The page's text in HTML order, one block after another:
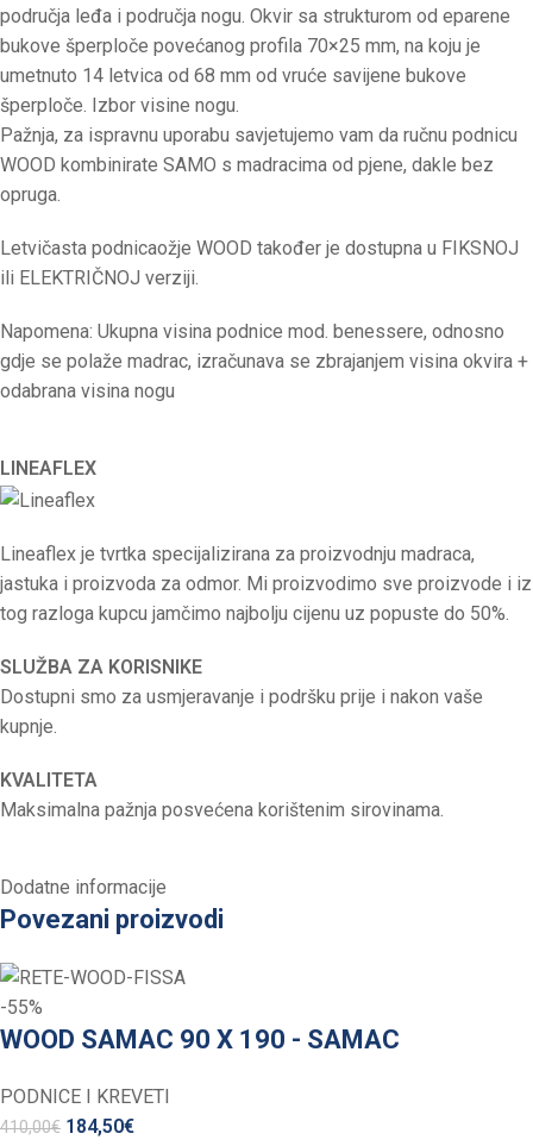
područja leđa i područja nogu. Okvir sa strukturom od eparene
bukove šperploče povećanog profila 70×25 mm, na koju je
umetnuto 14 letvica od 68 mm od vruće savijene bukove
šperploče. Izbor visine nogu.
Pažnja, za ispravnu uporabu savjetujemo vam da ručnu podnicu
WOOD kombinirate SAMO s madracima od pjene, dakle bez
opruga.
Letvičasta podnicaožje WOOD također je dostupna u FIKSNOJ
ili ELEKTRIČNOJ verziji.
Napomena: Ukupna visina podnice mod. benessere, odnosno
gdje se polaže madrac, izračunava se zbrajanjem visina okvira +
odabrana visina nogu
LINEAFLEX
Lineaflex je tvrtka specijalizirana za proizvodnju madraca,
jastuka i proizvoda za odmor. Mi proizvodimo sve proizvode i iz
tog razloga kupcu jamčimo najbolju cijenu uz popuste do 50%.
SLUŽBA ZA KORISNIKE
Dostupni smo za usmjeravanje i podršku prije i nakon vaše
kupnje.
KVALITETA
Maksimalna pažnja posvećena korištenim sirovinama.
Dodatne informacije
Povezani proizvodi
-55%
WOOD SAMAC 90 X 190 - SAMAC
PODNICE I KREVETI
410,00€ 184,50€